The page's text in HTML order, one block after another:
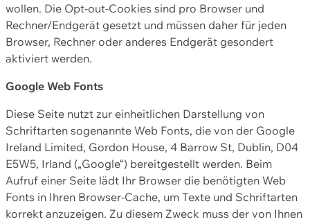
wollen. Die Opt-out-Cookies sind pro Browser und
Rechner/Endgerät gesetzt und müssen daher für jeden
Browser, Rechner oder anderes Endgerät gesondert
aktiviert werden.
Google Web Fonts
Diese Seite nutzt zur einheitlichen Darstellung von
Schriftarten sogenannte Web Fonts, die von der Google
Ireland Limited, Gordon House, 4 Barrow St, Dublin, D04
E5W5, Irland („Google“) bereitgestellt werden. Beim
Aufruf einer Seite lädt Ihr Browser die benötigten Web
Fonts in Ihren Browser-Cache, um Texte und Schriftarten
korrekt anzuzeigen. Zu diesem Zweck muss der von Ihnen